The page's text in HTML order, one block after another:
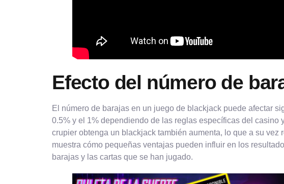
Efecto del número de
El número de barajas en un juego de blackjack puede afectar
0.5% y el 1% dependiendo de las reglas específicas del casino
crupier obtenga un blackjack también aumenta, lo que a su
muestra cómo pequeñas ventajas pueden influir en los
barajas y las cartas que se han jugado.